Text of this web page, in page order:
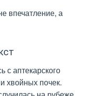
впечатление, а
с аптекарского
хвойных почек.